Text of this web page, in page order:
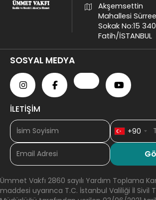
Akşemsettin
Mahallesi
Sokak No:15
Fatih/İSTANBUL
SOSYAL MEDYA
İLETİŞİM
+90
Ümmet Vakfı 2860 sayılı Yardım Toplama
maddesi uyarınca T.C. İstanbul Valiliği İl Sivil